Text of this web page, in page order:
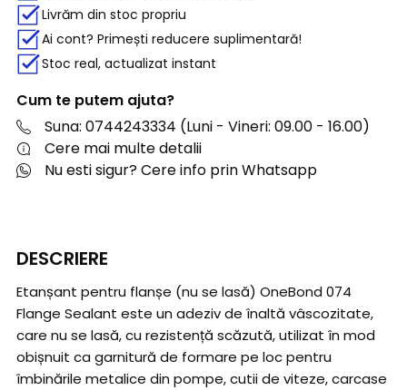
Livrăm din stoc propriu
Ai cont? Primești reducere suplimentară!
Stoc real, actualizat instant
Cum te putem ajuta?
Suna: 0744243334 (Luni - Vineri: 09.00 - 16.00)
Cere mai multe detalii
Nu esti sigur? Cere info prin Whatsapp
DESCRIERE
Etanșant pentru flanșe (nu se lasă) OneBond 074
Flange Sealant este un adeziv de înaltă vâscozitate,
care nu se lasă, cu rezistență scăzută, utilizat în mod
obișnuit ca garnitură de formare pe loc pentru
îmbinările metalice din pompe, cutii de viteze, carcase